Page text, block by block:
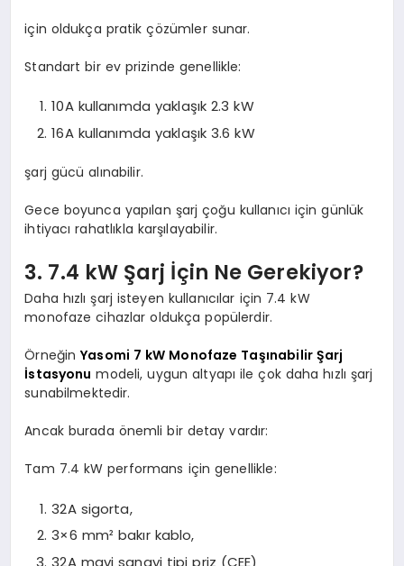
için oldukça pratik çözümler sunar.
Standart bir ev prizinde genellikle:
10A kullanımda yaklaşık 2.3 kW
16A kullanımda yaklaşık 3.6 kW
şarj gücü alınabilir.
Gece boyunca yapılan şarj çoğu kullanıcı için günlük
ihtiyacı rahatlıkla karşılayabilir.
3. 7.4 kW Şarj İçin Ne Gerekiyor?
Daha hızlı şarj isteyen kullanıcılar için 7.4 kW
monofaze cihazlar oldukça popülerdir.
ÖrneğinYasomi 7 kW Monofaze Taşınabilir Şarj
İstasyonu modeli, uygun altyapı ile çok daha hızlı şarj
sunabilmektedir.
Ancak burada önemli bir detay vardır:
Tam 7.4 kW performans için genellikle:
32A sigorta,
3×6 mm² bakır kablo,
32A mavi sanayi tipi priz (CEE)